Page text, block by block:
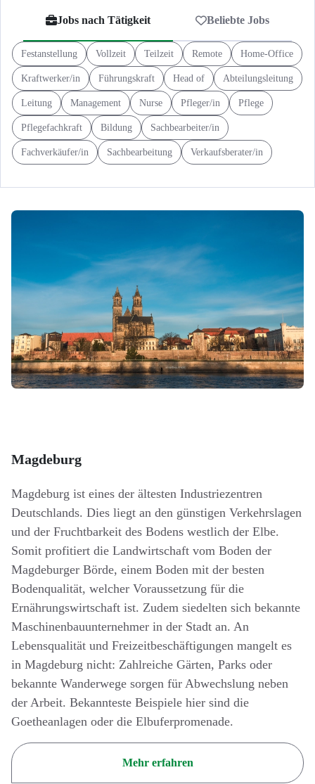
Jobs nach Tätigkeit Beliebte Jobs
Festanstellung Vollzeit Teilzeit Remote Home-Office
Kraftwerker/in Führungskraft Head of Abteilungsleitung
Leitung Management Nurse Pfleger/in Pflege
Pflegefachkraft Bildung Sachbearbeiter/in
Fachverkäufer/in Sachbearbeitung Verkaufsberater/in
Magdeburg
Magdeburg ist eines der ältesten Industriezentren
Deutschlands. Dies liegt an den günstigen Verkehrslagen
und der Fruchtbarkeit des Bodens westlich der Elbe.
Somit profitiert die Landwirtschaft vom Boden der
Magdeburger Börde, einem Boden mit der besten
Bodenqualität, welcher Voraussetzung für die
Ernährungswirtschaft ist. Zudem siedelten sich bekannte
Maschinenbauunternehmer in der Stadt an. An
Lebensqualität und Freizeitbeschäftigungen mangelt es
in Magdeburg nicht: Zahlreiche Gärten, Parks oder
bekannte Wanderwege sorgen für Abwechslung neben
der Arbeit. Bekannteste Beispiele hier sind die
Goetheanlagen oder die Elbuferpromenade.
Mehr erfahren